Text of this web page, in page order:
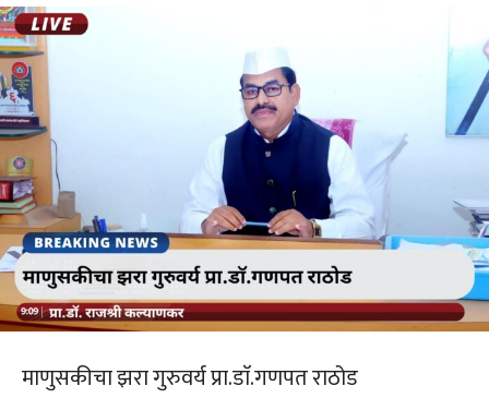
माणुसकीचा झरा गुरुवर्य प्रा.डाॅ.गणपत राठोड